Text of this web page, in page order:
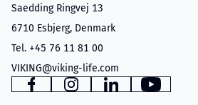
Saedding Ringvej 13
6710 Esbjerg, Denmark
Tel. +45 76 11 81 00
VIKING@viking-life.com
www.facebook.com
www.instagram.com
www.linkedin.com
YouTube